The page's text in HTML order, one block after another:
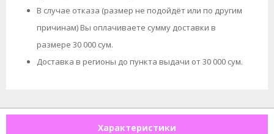
В случае отказа (размер не подойдёт или по другим
причинам) Вы оплачиваете сумму доставки в
размере 30 000 сум.
Доставка в регионы до пункта выдачи от 30 000 сум.
Характеристики